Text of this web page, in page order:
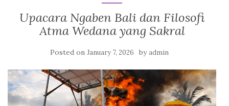
Upacara Ngaben Bali dan Filosofi
Atma Wedana yang Sakral
Posted on January 7, 2026 byadmin